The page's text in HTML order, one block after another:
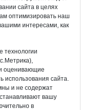
сайта в целях
оптимизировать наш
интересами, как
технологии
оценивающие
использования сайта.
и не содержат
вашу
в